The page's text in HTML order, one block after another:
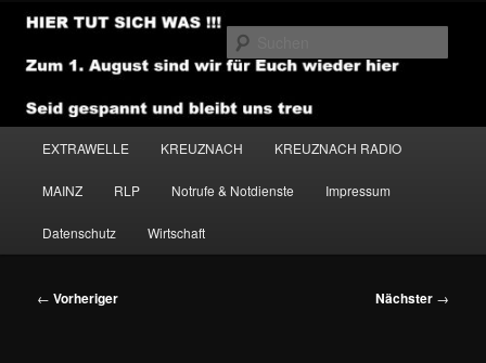
Zum
primären
Inhalt
NEWSHOUSE.MEDIA
EXTRAWELLE KREUZNACH KREUZNACH RADIO
MAINZ RLP Notrufe & Notdienste Impressum
Datenschutz Wirtschaft
Beitragsnavigation
← Vorheriger Nächster →